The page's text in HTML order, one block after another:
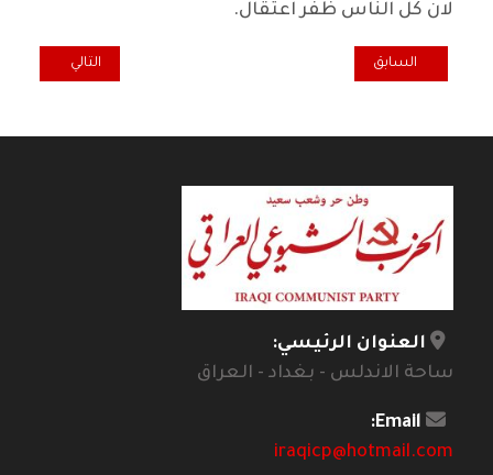
لان كل الناس ظفر اعتقال.
المقال السابق: حنا مينة.. بحار الرواية السورية
السابق المقال التالي:
التالي
العنوان الرئيسي:
ساحة الاندلس - بغداد - العراق
Email:
iraqicp@hotmail.com